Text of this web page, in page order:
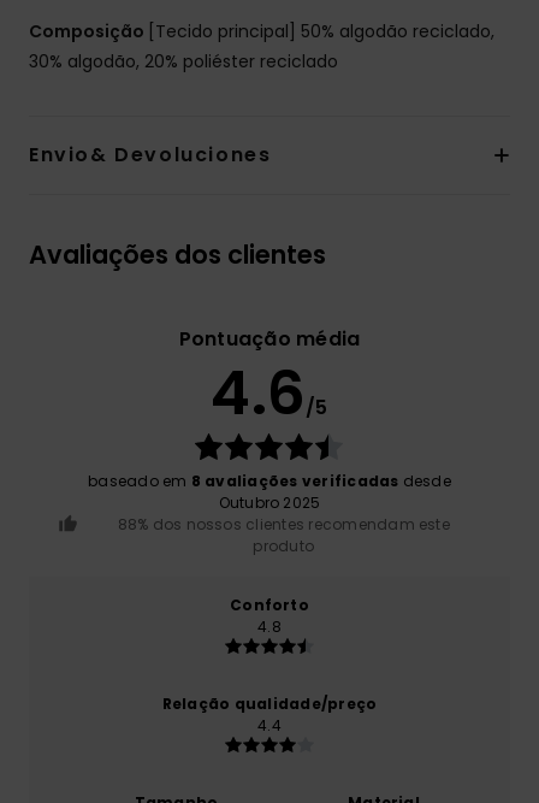
Composição [Tecido principal] 50% algodão reciclado,
30% algodão, 20% poliéster reciclado
Envio& Devoluciones
Avaliações dos clientes
Pontuação média
4.6/5
baseado em 8 avaliações verificadas desde
Outubro 2025
88% dos nossos clientes recomendam este
produto
Conforto
4.8
Relação qualidade/preço
4.4